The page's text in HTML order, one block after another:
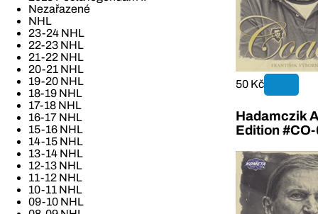
Nezařazené
NHL
23-24 NHL
22-23 NHL
21-22 NHL
20-21 NHL
19-20 NHL
18-19 NHL
17-18 NHL
16-17 NHL
15-16 NHL
14-15 NHL
13-14 NHL
12-13 NHL
11-12 NHL
10-11 NHL
09-10 NHL
50 Kč
Hadamczik
Edition